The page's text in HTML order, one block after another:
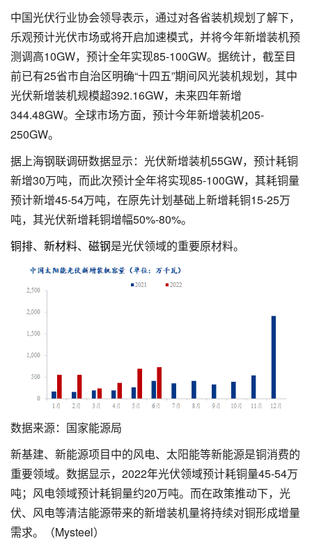
中国光伏行业协会领导表示，通过对各省装机规划了解下，
乐观预计光伏市场或将开启加速模式，并将今年新增装机预
测调高10GW，预计全年实现85-100GW。据统计，截至目
前已有25省市自治区明确“十四五”期间风光装机规划，其中
光伏新增装机规模超392.16GW，未来四年新增
344.48GW。全球市场方面，预计今年新增装机205-
250GW。
据上海钢联调研数据显示：光伏新增装机55GW，预计耗铜
新增30万吨，而此次预计全年将实现85-100GW，其耗铜量
预计新增45-54万吨，在原先计划基础上新增耗铜15-25万
吨，其光伏新增耗铜增幅50%-80%。
铜排、 新材料、 磁钢是光伏领域的重要原材料。
数据来源：国家能源局
新基建、新能源项目中的风电、太阳能等新能源是铜消费的
重要领域。数据显示，2022年光伏领域预计耗铜量45-54万
吨；风电领域预计耗铜量约20万吨。而在政策推动下，光
伏、风电等清洁能源带来的新增装机量将持续对铜形成增量
需求。（Mysteel）